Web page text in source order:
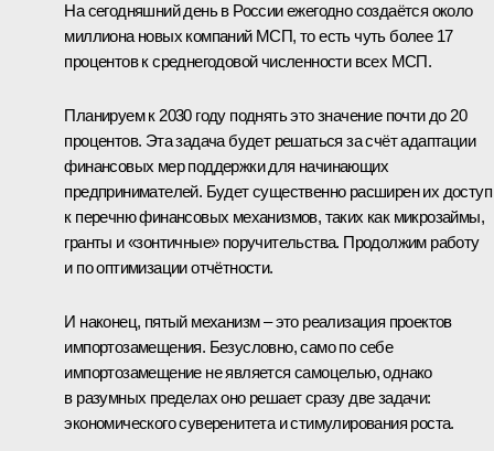
На сегодняшний день в России ежегодно создаётся около
миллиона новых компаний МСП, то есть чуть более 17
процентов к среднегодовой численности всех МСП.
Планируем к 2030 году поднять это значение почти до 20
процентов. Эта задача будет решаться за счёт адаптации
финансовых мер поддержки для начинающих
предпринимателей. Будет существенно расширен их доступ
к перечню финансовых механизмов, таких как микрозаймы,
гранты и «зонтичные» поручительства. Продолжим работу
и по оптимизации отчётности.
И наконец, пятый механизм – это реализация проектов
импортозамещения. Безусловно, само по себе
импортозамещение не является самоцелью, однако
в разумных пределах оно решает сразу две задачи:
экономического суверенитета и стимулирования роста.